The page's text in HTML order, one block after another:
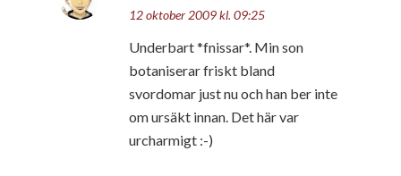
12 oktober 2009 kl. 09:25
Underbart *fnissar*. Min son
botaniserar friskt bland
svordomar just nu och han ber inte
om ursäkt innan. Det här var
urcharmigt :-)